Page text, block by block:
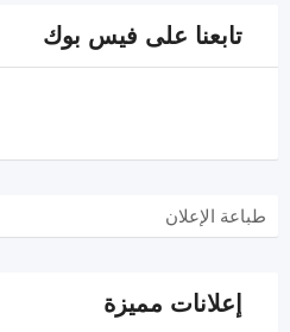
تابعنا على فيس بوك
طباعة الإعلان
إعلانات مميزة